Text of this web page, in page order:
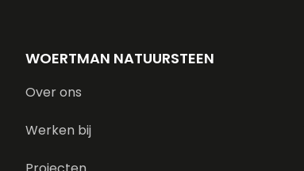
WOERTMAN NATUURSTEEN
Over ons
Werken bij